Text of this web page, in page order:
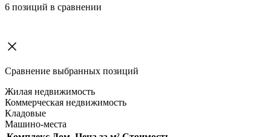
6 позиций в сравнении
Сравнение выбранных позиций
Жилая недвижимость
Коммерческая недвижимость
Кладовые
Машино-места